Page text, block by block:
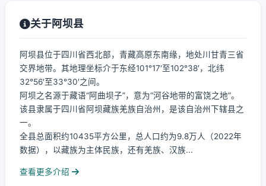
关于阿坝县
阿坝县位于四川省西北部，青藏高原东南缘，地处川甘青三省
交界地带。其地理坐标介于东经101°17′至102°38′，北纬
32°56′至33°30′之间。
阿坝之名源于藏语“阿曲坝子”，意为“河谷地带的富饶之地”。
该县隶属于四川省阿坝藏族羌族自治州，是该自治州下辖县之
一。
全县总面积约10435平方公里，总人口约为9.8万人（2022年
数据），以藏族为主体民族，还有羌族、汉族...
查看更多介绍